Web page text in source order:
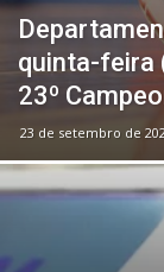
quinta-feira
23º
23 de setembro de